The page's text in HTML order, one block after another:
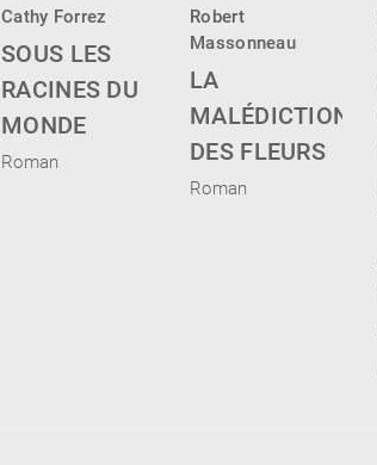
Cathy Forrez
SOUS LES
RACINES DU
MONDE
Roman
Robert
Massonneau
LA
MALÉDICTION
DES FLEURS
Roman